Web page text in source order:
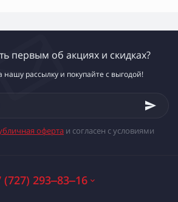
первым об акциях и скидках?
рассылку и покупайте с выгодой!
оферта и согласен с условиями
(727) 293‒83‒16